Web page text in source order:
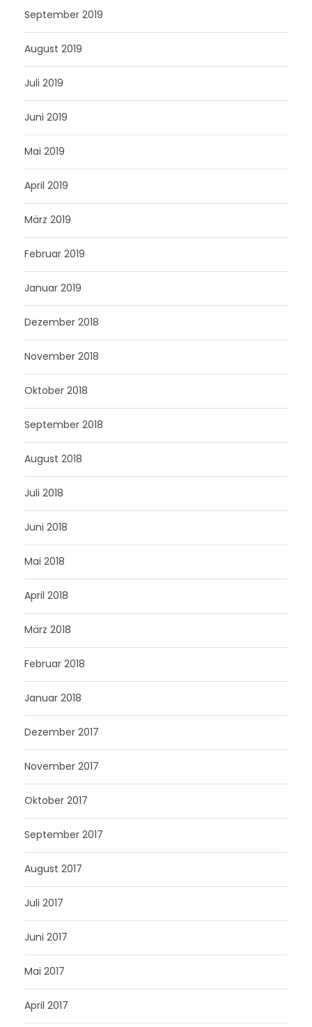
September 2019
August 2019
Juli 2019
Juni 2019
Mai 2019
April 2019
März 2019
Februar 2019
Januar 2019
Dezember 2018
November 2018
Oktober 2018
September 2018
August 2018
Juli 2018
Juni 2018
Mai 2018
April 2018
März 2018
Februar 2018
Januar 2018
Dezember 2017
November 2017
Oktober 2017
September 2017
August 2017
Juli 2017
Juni 2017
Mai 2017
April 2017